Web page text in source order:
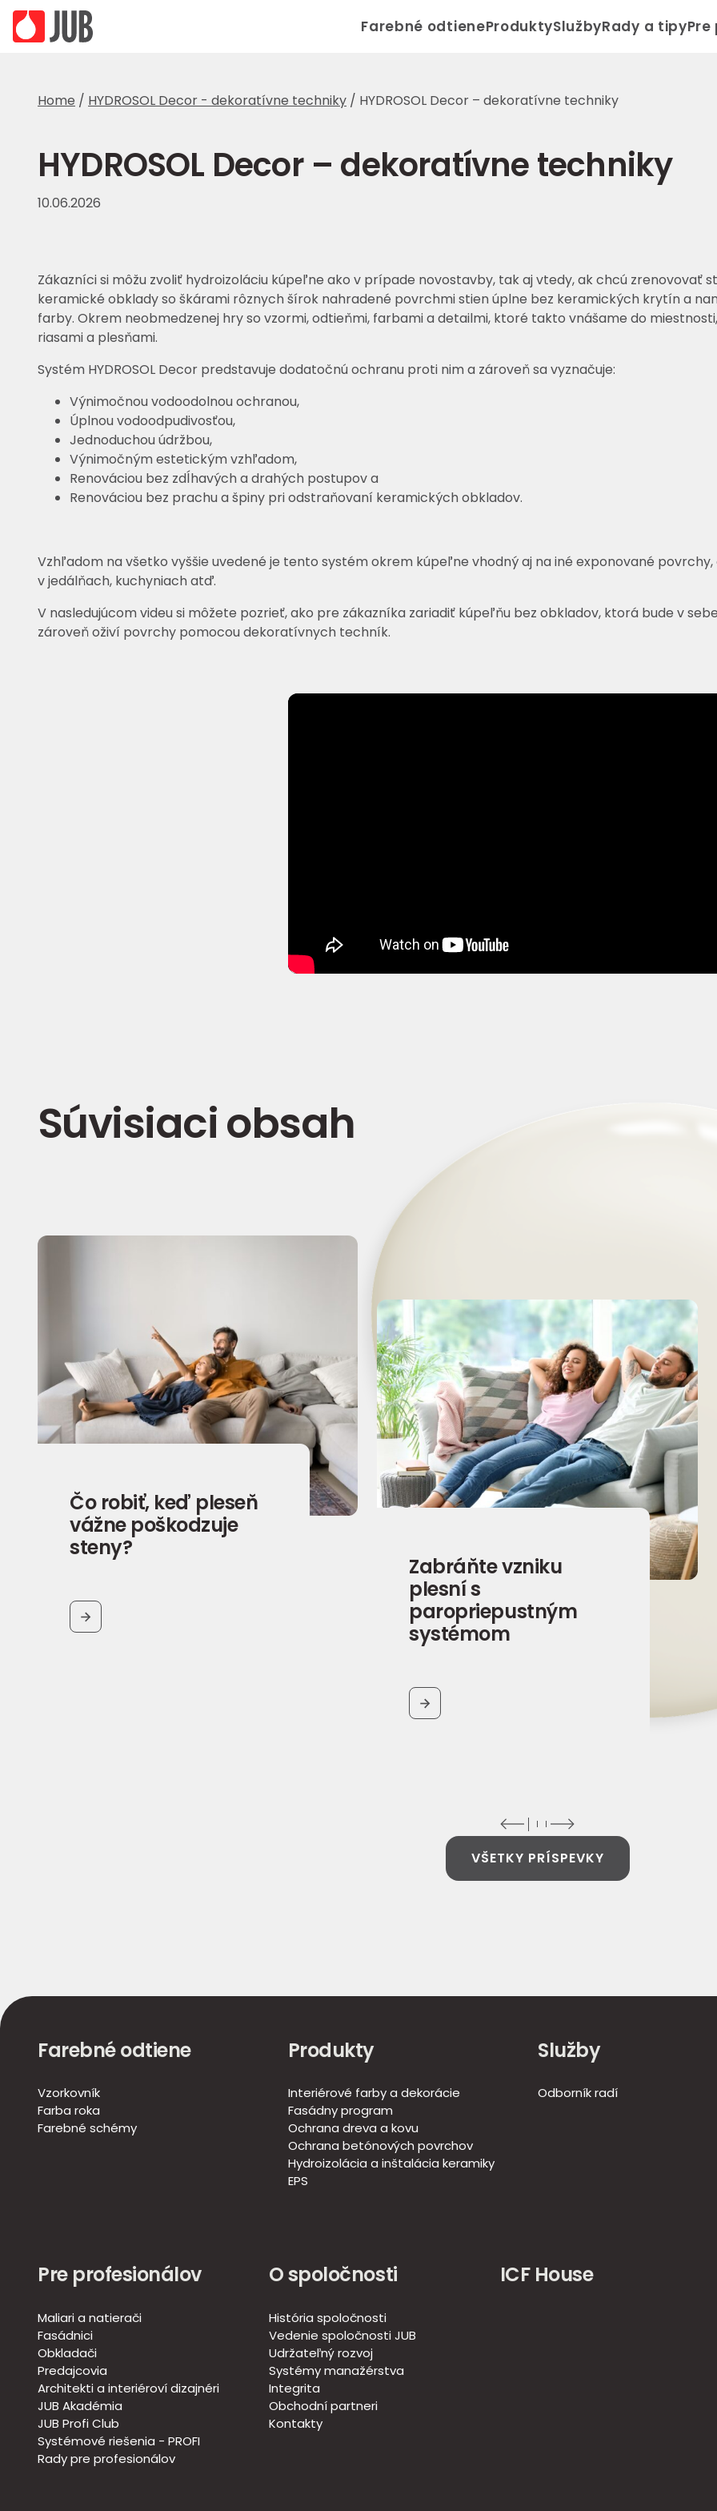
Farebné odtieneProduktySlužbyRady a tipy
Home / HYDROSOL Decor - dekoratívne techniky / HYDROSOL Decor – dekoratívne techniky
HYDROSOL Decor – dekoratívne techniky
10.06.2026
Zákazníci si môžu zvoliť hydroizoláciu kúpeľne ako v prípade novostavby, tak aj vtedy, ak chcú zrenovovať
keramické obklady so škárami rôznych šírok nahradené povrchmi stien úplne bez keramických krytín a
farby. Okrem neobmedzenej hry so vzormi, odtieňmi, farbami a detailmi, ktoré takto vnášame do
riasami a plesňami.
Systém HYDROSOL Decor predstavuje dodatočnú ochranu proti nim a zároveň sa vyznačuje:
Výnimočnou vodoodolnou ochranou,
Úplnou vodoodpudivosťou,
Jednoduchou údržbou,
Výnimočným estetickým vzhľadom,
Renováciou bez zdĺhavých a drahých postupov a
Renováciou bez prachu a špiny pri odstraňovaní keramických obkladov.
Vzhľadom na všetko vyššie uvedené je tento systém okrem kúpeľne vhodný aj na iné exponované
v jedálňach, kuchyniach atď.
V nasledujúcom videu si môžete pozrieť, ako pre zákazníka zariadiť kúpeľňu bez obkladov, ktorá bude v
zároveň oživí povrchy pomocou dekoratívnych techník.
Súvisiaci obsah
Čo robiť, keď pleseň
vážne poškodzuje
steny?
BUTTON
Zabráňte vzniku
plesní s
paropriepustným
systémom
BUTTON
VŠETKY PRÍSPEVKY
Farebné odtiene
Vzorkovník
Farba roka
Farebné schémy
Produkty
Interiérové farby a dekorácie
Fasádny program
Ochrana dreva a kovu
Ochrana betónových povrchov
Hydroizolácia a inštalácia keramiky
EPS
Služby
Odborník radí
Pre profesionálov
Maliari a natierači
Fasádnici
Obkladači
Predajcovia
Architekti a interiéroví dizajnéri
JUB Akadémia
JUB Profi Club
Systémové riešenia - PROFI
Rady pre profesionálov
O spoločnosti
História spoločnosti
Vedenie spoločnosti JUB
Udržateľný rozvoj
Systémy manažérstva
Integrita
Obchodní partneri
Kontakty
ICF House